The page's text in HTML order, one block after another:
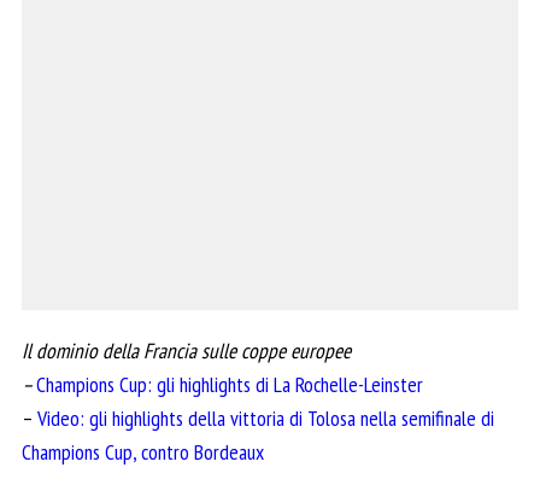
Il dominio della Francia sulle coppe europee
–Champions Cup: gli highlights di La Rochelle-Leinster
– Video: gli highlights della vittoria di Tolosa nella semifinale di
Champions Cup, contro Bordeaux